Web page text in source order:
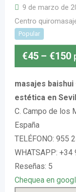
9 de marzo de
Centro
Popular
€45 – €150
masajes
estética en
C. Campo de los
España
TELÉFONO: 955
WHATSAPP:
Reseñas: 5
Chequea en